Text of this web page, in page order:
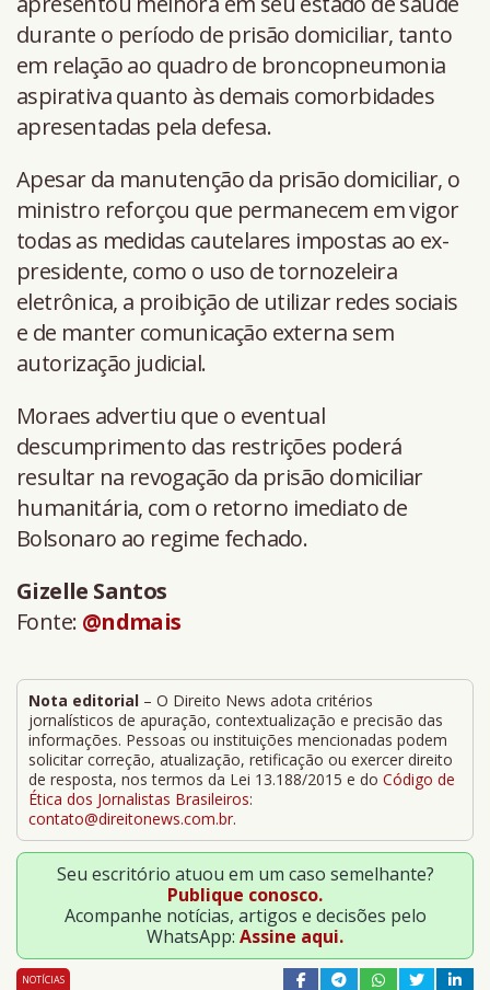
durante o período de prisão domiciliar, tanto
em relação ao quadro de broncopneumonia
aspirativa quanto às demais comorbidades
apresentadas pela defesa.
Apesar da manutenção da prisão domiciliar, o
ministro reforçou que permanecem em vigor
todas as medidas cautelares impostas ao ex-
presidente, como o uso de tornozeleira
eletrônica, a proibição de utilizar redes sociais
e de manter comunicação externa sem
autorização judicial.
Moraes advertiu que o eventual
descumprimento das restrições poderá
resultar na revogação da prisão domiciliar
humanitária, com o retorno imediato de
Bolsonaro ao regime fechado.
Gizelle Santos
Fonte: @ndmais
Nota editorial – O Direito News adota critérios
jornalísticos de apuração, contextualização e precisão das
informações. Pessoas ou instituições mencionadas podem
solicitar correção, atualização, retificação ou exercer direito
de resposta, nos termos da Lei 13.188/2015 e do Código de
Ética dos Jornalistas Brasileiros:
contato@direitonews.com.br.
Seu escritório atuou em um caso semelhante?
Publique conosco.
Acompanhe notícias, artigos e decisões pelo
WhatsApp: Assine aqui.
NOTÍCIAS